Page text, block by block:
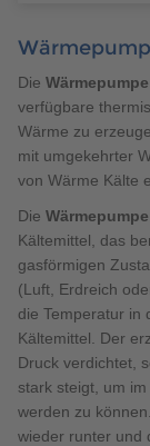
Die Wärmepumpe
verfügbare
Wärme zu
mit umgekehrter
von Wärme Kälte
Die Wärmepumpe
Kältemittel, das
gasförmigen
(Luft, Erdreich
die Temperatur in
Kältemittel. Der
Druck verdichtet,
stark steigt, um
werden zu
wieder runter und